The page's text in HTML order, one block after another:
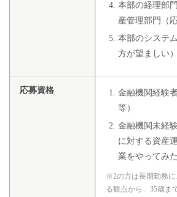
本部の経理部
産管理部門（
本部のシステ
方が望ましい）
応募資格
金融機関経験
等）
金融機関未経
に対する資産
業をやってみた
※2の方は長期勤務に
る観点から、35歳ま